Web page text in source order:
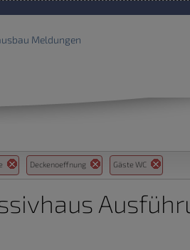
Meldungen
Deckenoeffnung Gäste WC